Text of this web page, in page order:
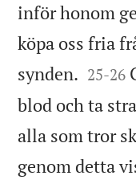
inför honom
köpa oss fria
synden. 

25-26
blod och ta
alla som tror
genom detta